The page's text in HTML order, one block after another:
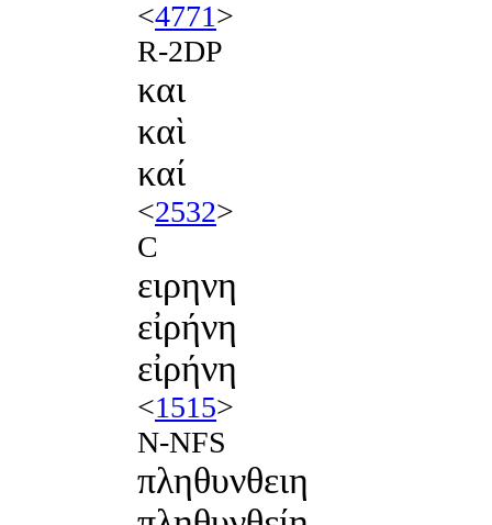
<4771>
R-2DP
και
καὶ
καί
<2532>
C
ειρηνη
εἰρήνη
εἰρήνη
<1515>
N-NFS
πληθυνθειη